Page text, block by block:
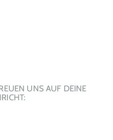
UNS AUF DEINE